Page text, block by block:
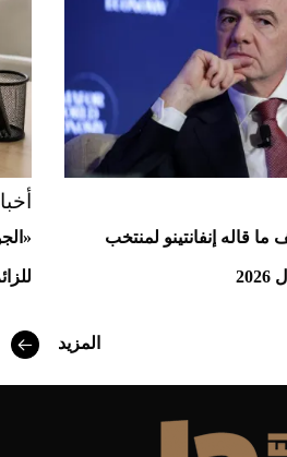
لإطلالة جريئة وعصرية
قاله إنفانتينو لمنتخب
المزيد